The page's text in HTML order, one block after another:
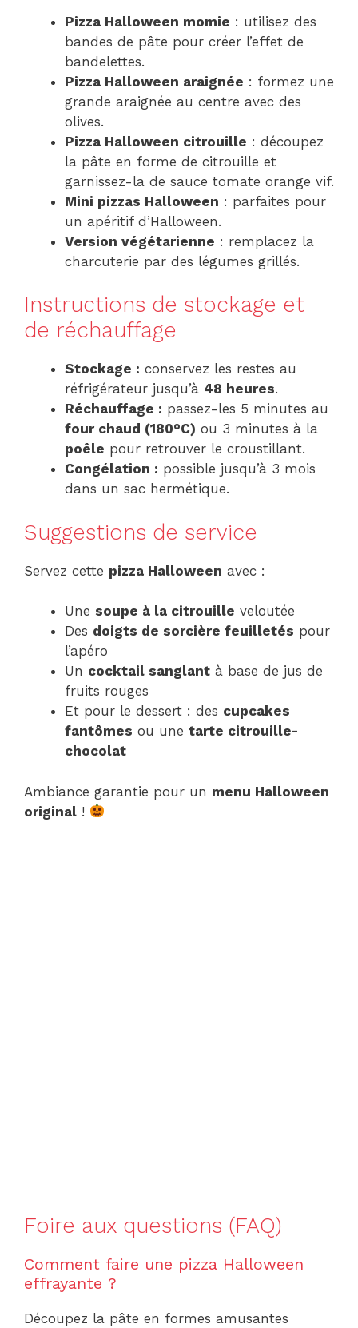
Pizza Halloween momie : utilisez des
bandes de pâte pour créer l’effet de
bandelettes.
Pizza Halloween araignée : formez une
grande araignée au centre avec des
olives.
Pizza Halloween citrouille : découpez
la pâte en forme de citrouille et
garnissez-la de sauce tomate orange vif.
Mini pizzas Halloween : parfaites pour
un apéritif d’Halloween.
Version végétarienne : remplacez la
charcuterie par des légumes grillés.
Instructions de stockage et
de réchauffage
Stockage : conservez les restes au
réfrigérateur jusqu’à 48 heures.
Réchauffage : passez-les 5 minutes au
four chaud (180°C) ou 3 minutes à la
poêle pour retrouver le croustillant.
Congélation : possible jusqu’à 3 mois
dans un sac hermétique.
Suggestions de service
Servez cette pizza Halloween avec :
Une soupe à la citrouille veloutée
Des doigts de sorcière feuilletés pour
l’apéro
Un cocktail sanglant à base de jus de
fruits rouges
Et pour le dessert : des cupcakes
fantômes ou une tarte citrouille-
chocolat
Ambiance garantie pour un menu Halloween
original !
Foire aux questions (FAQ)
Comment faire une pizza Halloween
effrayante ?
Découpez la pâte en formes amusantes